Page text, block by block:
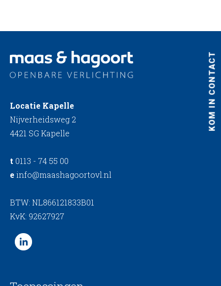
KOM IN CONTACT
Locatie Kapelle
Nijverheidsweg 2
4421 SG Kapelle
t 0113 - 74 55 00
einfo@maashagoortovl.nl
BTW: NL866121833B01
KvK: 92627927